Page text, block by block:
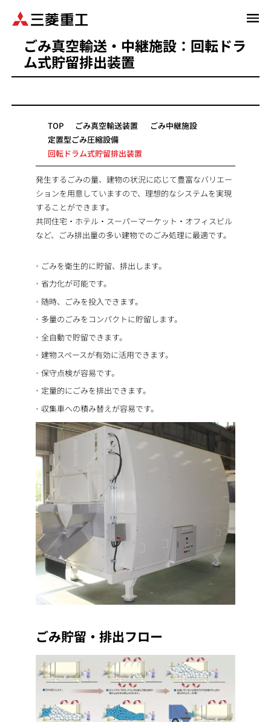
ごみ真空輸送・中継施設：回転ドラ
ム式貯留排出装置
TOP ごみ真空輸送装置
ごみ中継施設
定置型ごみ圧縮設備
回転ドラム式貯留排出装置
発生するごみの量、建物の状況に応じて豊富なバリエー
ションを用意していますので、理想的なシステムを実現
することができます。
共同住宅・ホテル・スーパーマーケット・オフィスビル
など、ごみ排出量の多い建物でのごみ処理に最適です。
ごみを衛生的に貯留、排出します。
省力化が可能です。
随時、ごみを投入できます。
多量のごみをコンパクトに貯留します。
全自動で貯留できます。
建物スペースが有効に活用できます。
保守点検が容易です。
定量的にごみを排出できます。
収集車への積み替えが容易です。
ごみ貯留・排出フロー